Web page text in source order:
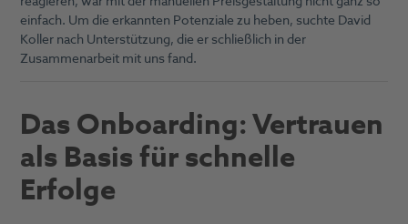
einfach. Um die erkannten Potenziale zu heben, suchte David
Koller nach Unterstützung, die er schließlich in der
Zusammenarbeit mit uns fand.
Das Onboarding: Vertrauen
als Basis für schnelle
Erfolge